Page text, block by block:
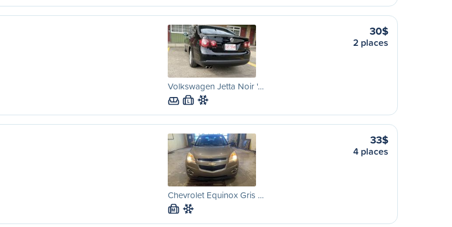
Volkswagen Jetta Noir '…
L
30$
2 places
Chevrolet Equinox Gris …
M
33$
4 places